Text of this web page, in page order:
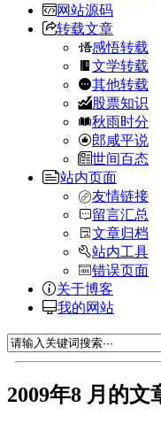
网站源码
转载文章
感悟转载
文学转载
其他转载
股票知识
秋雨时分
郎咸平说
世间百态
站内页面
友情链接
留言汇总
文章归档
站内工具
错误页面
关于博客
我的网站
2009年8 月的文